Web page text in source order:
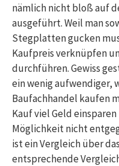
nämlich nicht bloß auf
ausgeführt. Weil man
Stegplatten gucken
Kaufpreis verknüpfen
durchführen. Gewiss
ein wenig aufwendiger,
Baufachhandel kaufen
Kauf viel Geld
Möglichkeit nicht
ist ein Vergleich über
entsprechende